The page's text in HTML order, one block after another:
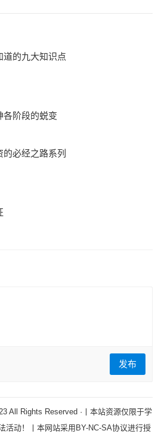
道的九大知识点
各阶段的蜕变
的必经之路系列
发布
All Rights Reserved ·丨本站资源仅限于学
活动！丨本网站采用BY-NC-SA协议进行授